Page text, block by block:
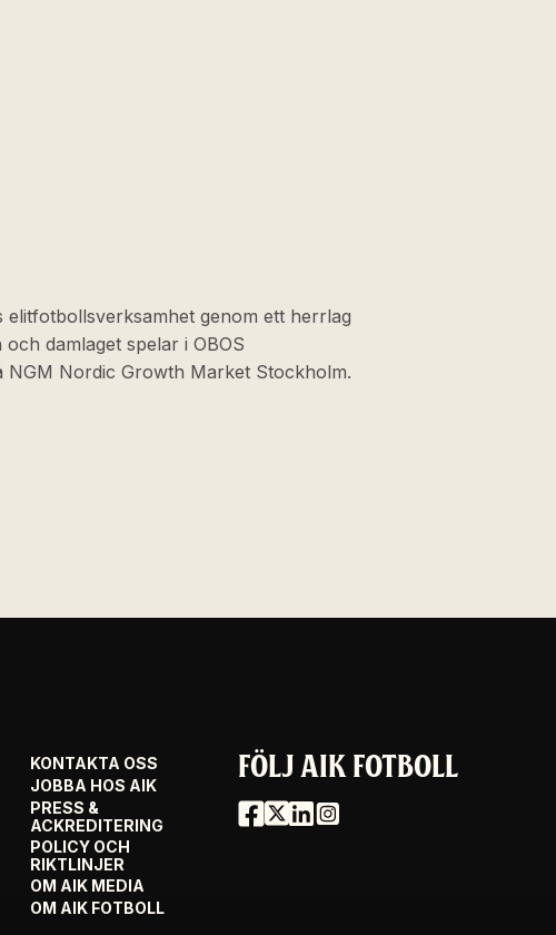
genom ett herrlag
damlaget spelar i OBOS
Nordic Growth Market Stockholm.
KONTAKTA OSS
JOBBA HOS AIK
PRESS &
ACKREDITERING
POLICY OCH
RIKTLINJER
OM AIK MEDIA
OM AIK FOTBOLL
FÖLJ AIK FOTBOLL